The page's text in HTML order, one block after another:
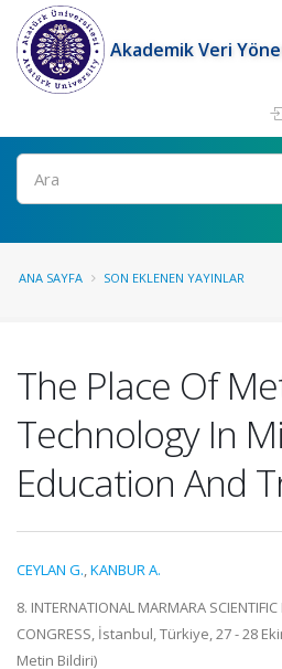
Akademik Veri
Ara
ANA SAYFA SON EKLENEN YAYINLAR
The Place Of
Technology In
Education And
CEYLAN G.,KANBUR A.
8. INTERNATIONAL MARMARA
CONGRESS, İstanbul, Türkiye, 27 - 28
Metin Bildiri)